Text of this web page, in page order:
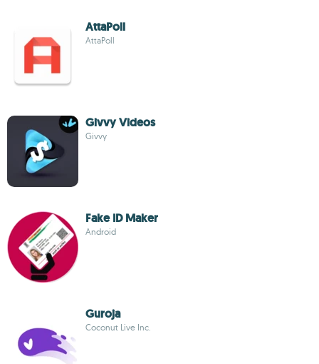
AttaPoll
AttaPoll
Givvy Videos
Givvy
Fake ID Maker
Android
Guroja
Coconut Live Inc.